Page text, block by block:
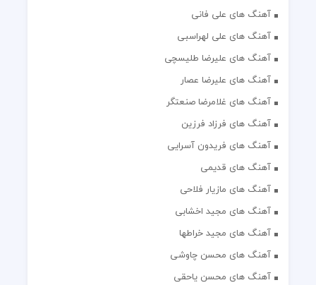
آهنگ های علی فانی
آهنگ های علی لهراسبی
آهنگ های علیرضا طلیسچی
آهنگ های علیرضا عصار
آهنگ های غلامرضا صنعتگر
آهنگ های فرزاد فرزین
آهنگ های فریدون آسرایی
آهنگ های قدیمی
آهنگ های مازیار فلاحی
آهنگ های مجید اخشابی
آهنگ های مجید خراطها
آهنگ های محسن چاوشی
آهنگ های محسن یاحقی